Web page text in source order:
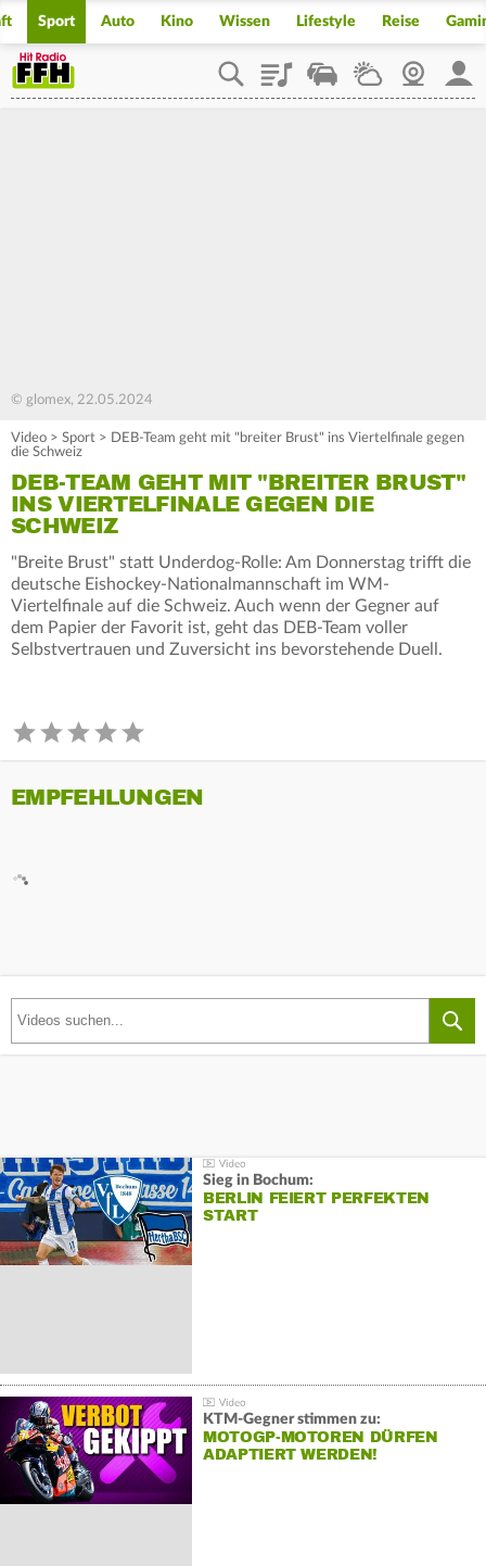
Sport Auto Kino Wissen Lifestyle Reise
PlaylistStaupilotWetterWebcam
© glomex, 22.05.2024
Video > Sport > DEB-Team geht mit "breiter Brust" ins Viertelfinale gegen
die Schweiz
DEB-TEAM GEHT MIT "BREITER BRUST"
INS VIERTELFINALE GEGEN DIE
SCHWEIZ
"Breite Brust" statt Underdog-Rolle: Am Donnerstag trifft die
deutsche Eishockey-Nationalmannschaft im WM-
Viertelfinale auf die Schweiz. Auch wenn der Gegner auf
dem Papier der Favorit ist, geht das DEB-Team voller
Selbstvertrauen und Zuversicht ins bevorstehende Duell.
EMPFEHLUNGEN
Sieg in Bochum:
BERLIN FEIERT PERFEKTEN
START
KTM-Gegner stimmen zu:
MOTOGP-MOTOREN DÜRFEN
ADAPTIERT WERDEN!